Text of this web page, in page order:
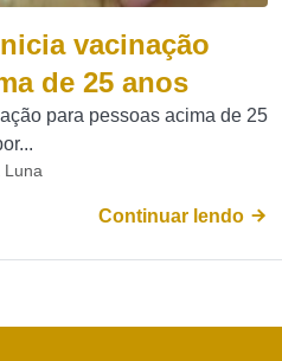
vacinação
de 25 anos
para pessoas acima de 25
Luna
Continuar lendo